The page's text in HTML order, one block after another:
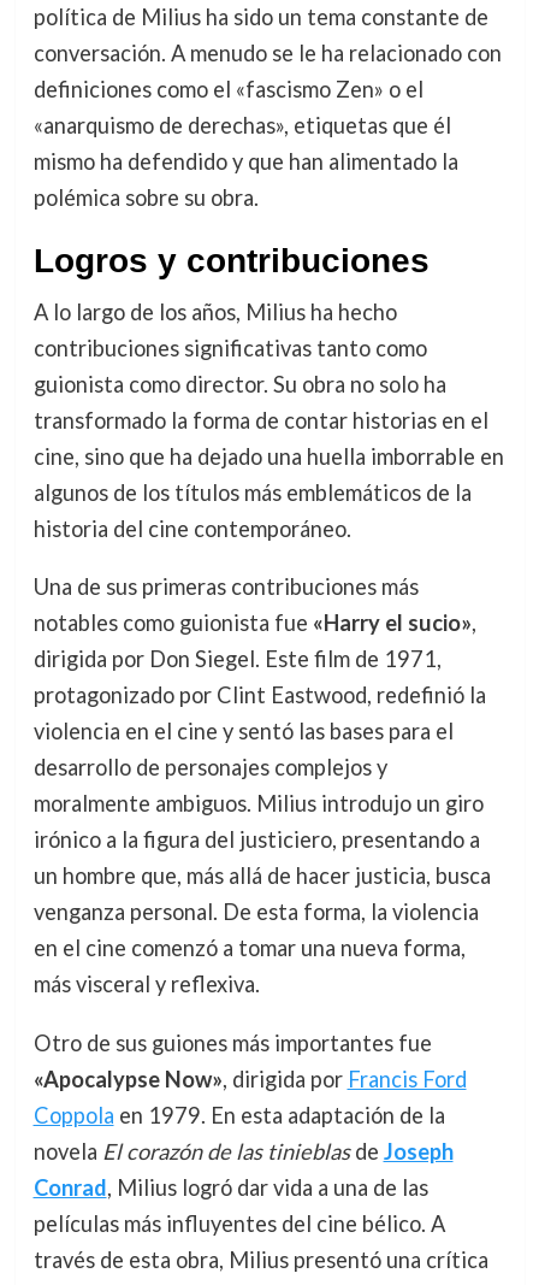
política de Milius ha sido un tema constante de
conversación. A menudo se le ha relacionado con
definiciones como el «fascismo Zen» o el
«anarquismo de derechas», etiquetas que él
mismo ha defendido y que han alimentado la
polémica sobre su obra.
Logros y contribuciones
A lo largo de los años, Milius ha hecho
contribuciones significativas tanto como
guionista como director. Su obra no solo ha
transformado la forma de contar historias en el
cine, sino que ha dejado una huella imborrable en
algunos de los títulos más emblemáticos de la
historia del cine contemporáneo.
Una de sus primeras contribuciones más
notables como guionista fue «Harry el sucio»,
dirigida por Don Siegel. Este film de 1971,
protagonizado por Clint Eastwood, redefinió la
violencia en el cine y sentó las bases para el
desarrollo de personajes complejos y
moralmente ambiguos. Milius introdujo un giro
irónico a la figura del justiciero, presentando a
un hombre que, más allá de hacer justicia, busca
venganza personal. De esta forma, la violencia
en el cine comenzó a tomar una nueva forma,
más visceral y reflexiva.
Otro de sus guiones más importantes fue
«Apocalypse Now», dirigida por Francis Ford
Coppola en 1979. En esta adaptación de la
novela El corazón de las tinieblasde Joseph
Conrad, Milius logró dar vida a una de las
películas más influyentes del cine bélico. A
través de esta obra, Milius presentó una crítica